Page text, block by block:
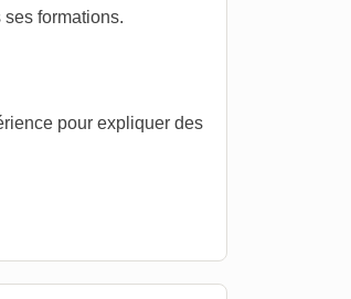
formations.
pour expliquer des